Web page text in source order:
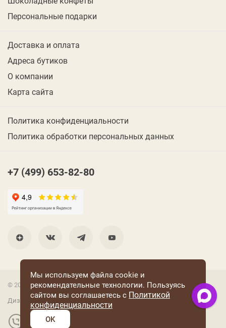
Персональные подарки
Доставка и оплата
Адреса бутиков
О компании
Карта сайта
Политика конфиденциальности
Политика обработки персональных данных
+7 (499) 653-82-80
© 2001 Группа компаний «Конфаэль»
Дизайн —RUSO
Разработка и поддержка сайта: «Четвертый Рим»
Мы используем файла cookie и
рекомендательные технологии. Пользуясь
сайтом вы соглашаетесь с Политикой
конфиденциальности
OK